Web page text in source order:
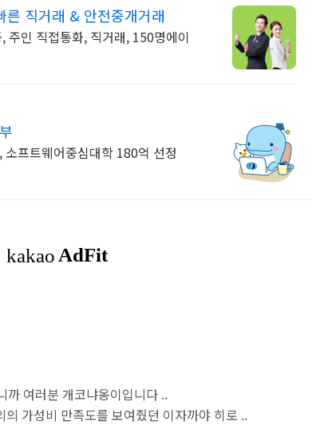
른 직거래 & 안전중개거래
인 직접통화, 직거래, 150명에이
프트웨어중심대학 180억 선정
까 여러분 개코냐옹이입니다 ..
의 가성비 만족도를 보여줬던 이자까야 히로 ..